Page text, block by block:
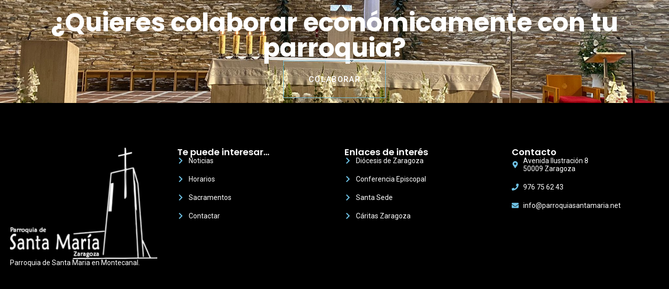
¿Quieres colaborar económicamente con tu
parroquia?
COLABORAR
Parroquia de Santa Maria en Montecanal.
Te puede interesar…
Noticias
Horarios
Sacramentos
Contactar
Enlaces de interés
Diócesis de Zaragoza
Conferencia Episcopal
Santa Sede
Cáritas Zaragoza
Contacto
Avenida Ilustración 8
50009 Zaragoza
976 75 62 43
info@parroquiasantamaria.net